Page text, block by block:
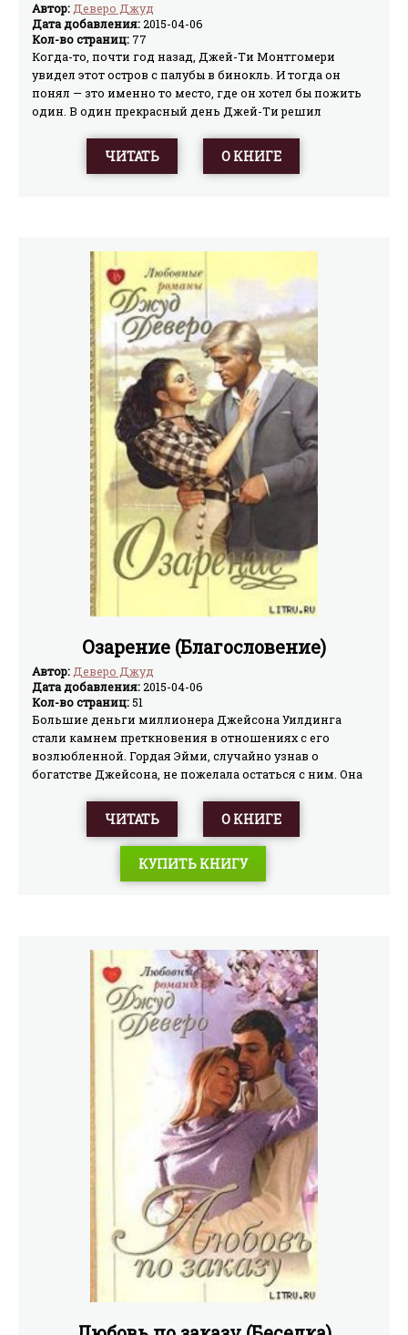
Автор:Деверо Джуд
Дата добавления:2015-04-06
Кол-во страниц: 77
Когда-то, почти год назад, Джей-Ти Монтгомери
увидел этот остров с палубы в бинокль. И тогда он
понял — зто именно то место, где он хотел бы пожить
один. В один прекрасный день Джей-Ти решил
Обмякшее, оно вниз головой медленно опускалось на
дно. Это была хорошенькая женщина и на нее вели
ЧИТАТЬ О КНИГЕ
Озарение (Благословение)
Автор:Деверо Джуд
Дата добавления:2015-04-06
Кол-во страниц: 51
Большие деньги миллионера Джейсона Уилдинга
стали камнем преткновения в отношениях с его
возлюбленной. Гордая Эйми, случайно узнав о
богатстве Джейсона, не пожелала остаться с ним. Она
ЧИТАТЬ О КНИГЕ
КУПИТЬ КНИГУ